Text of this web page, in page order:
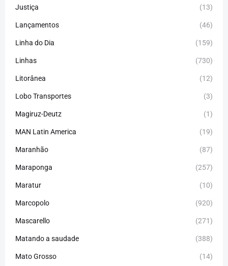
Justiça (13)
Lançamentos (46)
Linha do Dia (159)
Linhas (730)
Litorânea (12)
Lobo Transportes (3)
Magiruz-Deutz (1)
MAN Latin America (19)
Maranhão (87)
Maraponga (257)
Maratur (10)
Marcopolo (920)
Mascarello (271)
Matando a saudade (388)
Mato Grosso (14)